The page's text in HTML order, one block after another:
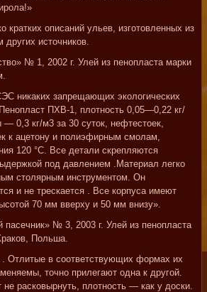
кратких описаний ульев, изготовленных из
источников.
№ 1, 2002 г. Улей из пенопласта марки
никаких запрещающих экологических
ПХВ-1, плотность 0,05—0,22 кг/
0,3 кг/м3 за 30 суток, нефтестоек,
к ацетону и полиэфирным смолам,
120 °С. Все детали скрепляются
под давлением .Материал легко
столярным инструментом. Он
и не трескается . Все корпуса имеют
70 мм вверху и 50 мм внизу».
пасечник» № 3, 2003 г. Улей из пенопласта
Польша.
Отлитые в соответствующих формах их
точно прилегают одна к другой.
не расковырнуть, плотность — как у доски.